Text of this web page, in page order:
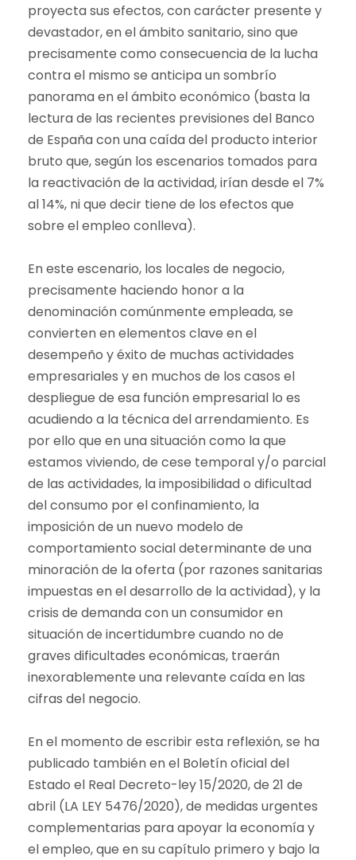
proyecta sus efectos, con carácter presente y
devastador, en el ámbito sanitario, sino que
precisamente como consecuencia de la lucha
contra el mismo se anticipa un sombrío
panorama en el ámbito económico (basta la
lectura de las recientes previsiones del Banco
de España con una caída del producto interior
bruto que, según los escenarios tomados para
la reactivación de la actividad, irían desde el 7%
al 14%, ni que decir tiene de los efectos que
sobre el empleo conlleva).
En este escenario, los locales de negocio,
precisamente haciendo honor a la
denominación comúnmente empleada, se
convierten en elementos clave en el
desempeño y éxito de muchas actividades
empresariales y en muchos de los casos el
despliegue de esa función empresarial lo es
acudiendo a la técnica del arrendamiento. Es
por ello que en una situación como la que
estamos viviendo, de cese temporal y/o parcial
de las actividades, la imposibilidad o dificultad
del consumo por el confinamiento, la
imposición de un nuevo modelo de
comportamiento social determinante de una
minoración de la oferta (por razones sanitarias
impuestas en el desarrollo de la actividad), y la
crisis de demanda con un consumidor en
situación de incertidumbre cuando no de
graves dificultades económicas, traerán
inexorablemente una relevante caída en las
cifras del negocio.
En el momento de escribir esta reflexión, se ha
publicado también en el Boletín oficial del
Estado el Real Decreto-ley 15/2020, de 21 de
abril (LA LEY 5476/2020), de medidas urgentes
complementarias para apoyar la economía y
el empleo, que en su capítulo primero y bajo la